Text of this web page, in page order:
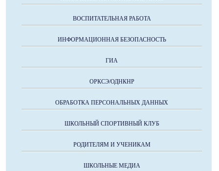
ВОСПИТАТЕЛЬНАЯ РАБОТА
ИНФОРМАЦИОННАЯ БЕЗОПАСНОСТЬ
ГИА
ОРКСЭ/ОДНКНР
ОБРАБОТКА ПЕРСОНАЛЬНЫХ ДАННЫХ
ШКОЛЬНЫЙ СПОРТИВНЫЙ КЛУБ
РОДИТЕЛЯМ И УЧЕНИКАМ
ШКОЛЬНЫЕ МЕДИА